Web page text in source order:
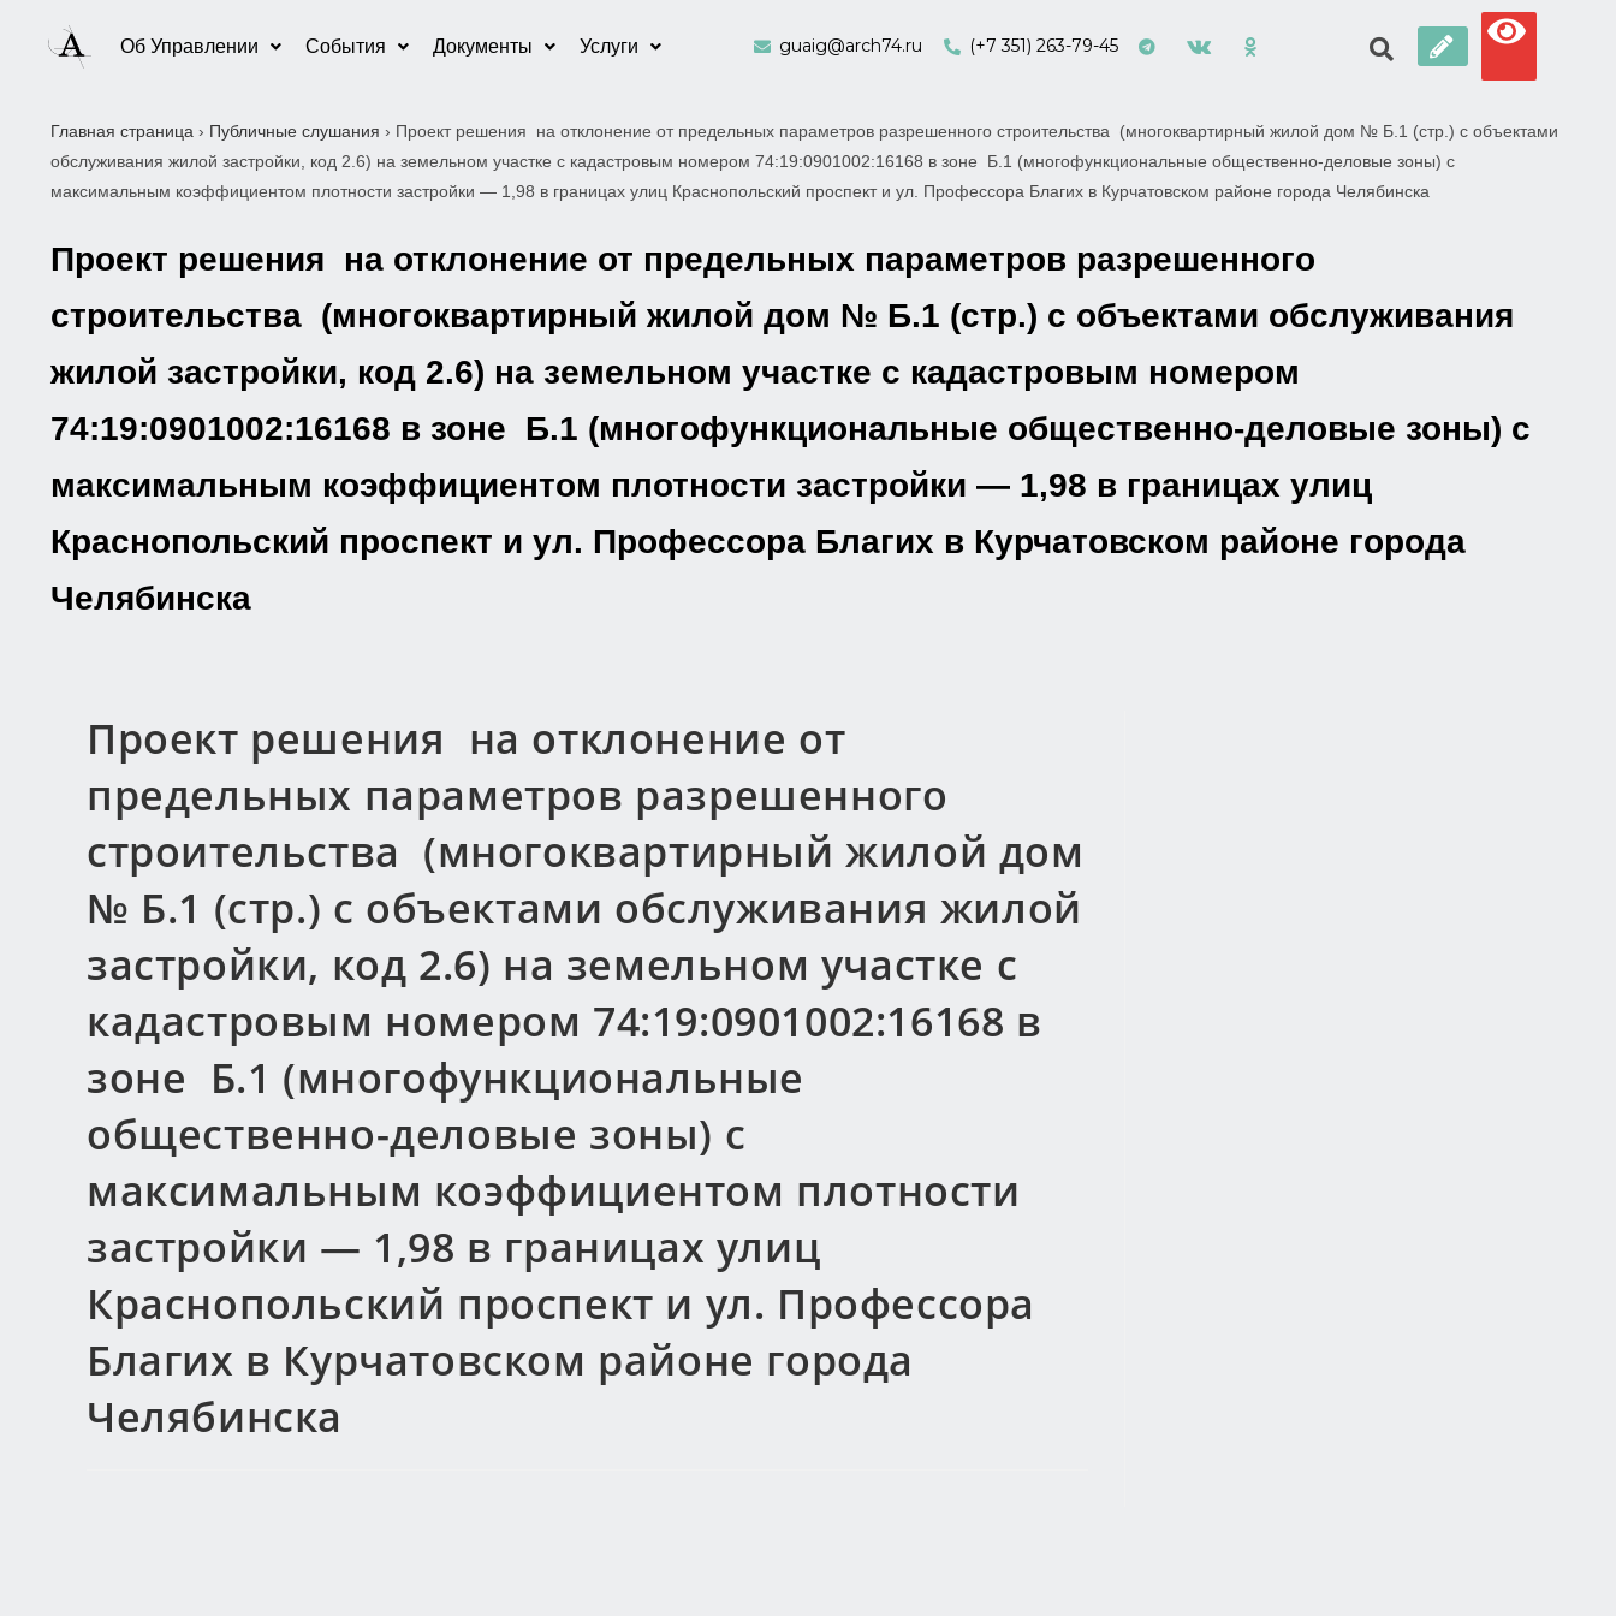
Об Управлении События Документы Услуги guaig@arch74.ru (+7 351) 263-79-45
Главная страница › Публичные слушания › Проект решения на отклонение от предельных параметров разрешенного строительства (многоквартирный жилой дом № Б.1 (стр.) с объектами
обслуживания жилой застройки, код 2.6) на земельном участке с кадастровым номером 74:19:0901002:16168 в зоне Б.1 (многофункциональные общественно-деловые зоны) с
максимальным коэффициентом плотности застройки — 1,98 в границах улиц Краснопольский проспект и ул. Профессора Благих в Курчатовском районе города Челябинска
Проект решения на отклонение от предельных параметров разрешенного
строительства (многоквартирный жилой дом № Б.1 (стр.) с объектами обслуживания
жилой застройки, код 2.6) на земельном участке с кадастровым номером
74:19:0901002:16168 в зоне Б.1 (многофункциональные общественно-деловые зоны) с
максимальным коэффициентом плотности застройки — 1,98 в границах улиц
Краснопольский проспект и ул. Профессора Благих в Курчатовском районе города
Челябинска
Проект решения на отклонение от
предельных параметров разрешенного
строительства (многоквартирный жилой дом
№ Б.1 (стр.) с объектами обслуживания жилой
застройки, код 2.6) на земельном участке с
кадастровым номером 74:19:0901002:16168 в
зоне Б.1 (многофункциональные
общественно-деловые зоны) с
максимальным коэффициентом плотности
застройки — 1,98 в границах улиц
Краснопольский проспект и ул. Профессора
Благих в Курчатовском районе города
Челябинска